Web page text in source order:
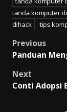
tanda komputer
dihack
tips
Post
Previous
Panduan
Next
Conti Adopsi